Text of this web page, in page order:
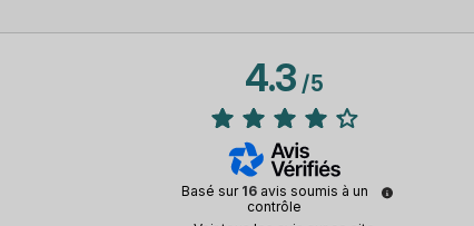
4.3/5
Basé sur 16 avis soumis à un
contrôle